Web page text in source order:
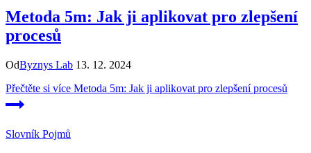
Metoda 5m: Jak ji aplikovat pro zlepšení
procesů
OdByznys Lab 13. 12. 2024
Přečtěte si více Metoda 5m: Jak ji aplikovat pro zlepšení procesů
Slovník Pojmů